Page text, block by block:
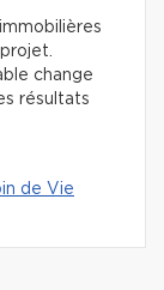
change
résultats
de Vie